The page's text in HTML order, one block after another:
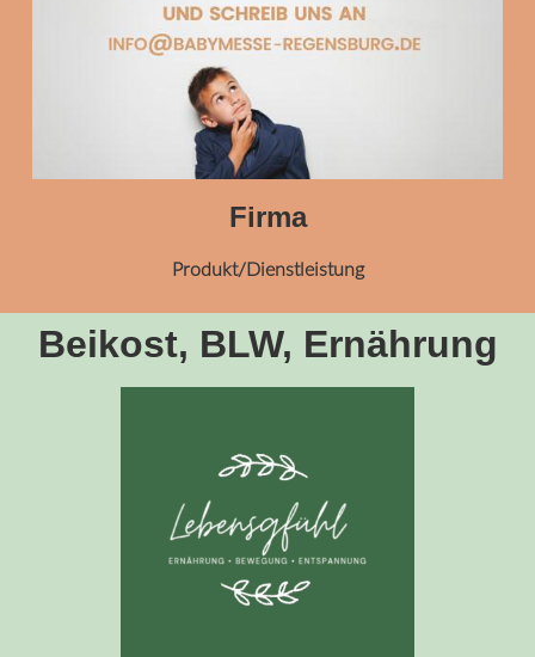
Firma
Produkt/Dienstleistung
Beikost, BLW, Ernährung